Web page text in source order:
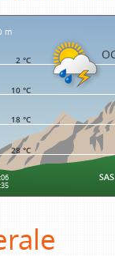
m
2 °C
10 °C
18 °C
28 °C